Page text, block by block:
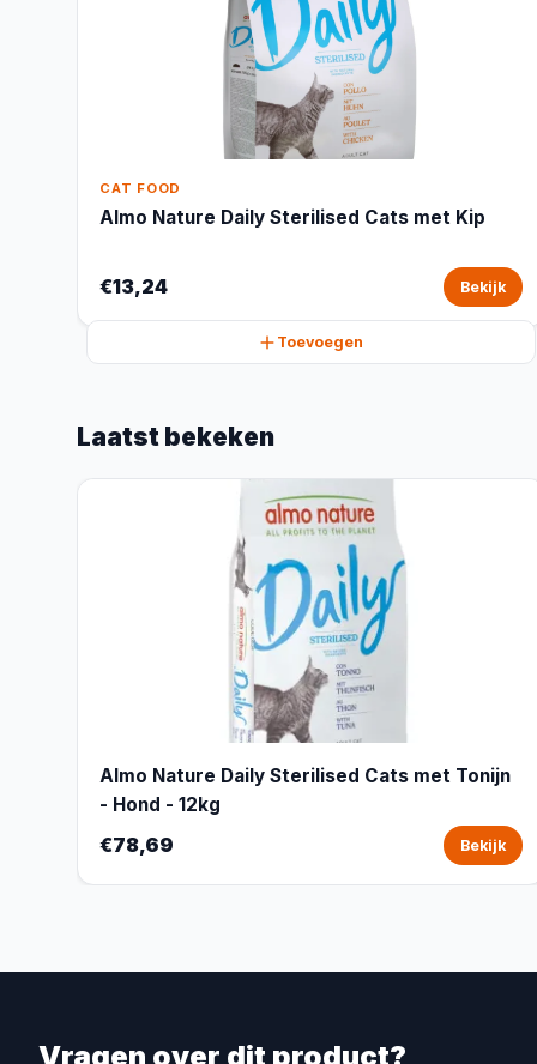
CAT FOOD
Almo Nature Daily Sterilised Cats met Kip
€13,24 Bekijk
Toevoegen
Laatst bekeken
Almo Nature Daily Sterilised Cats met Tonijn
- Hond - 12kg
€78,69 Bekijk
Vragen over dit product?